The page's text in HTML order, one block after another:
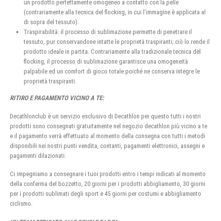
un prodotto perfettamente omogeneo a contatto con la pelle
(contrariamente alla tecnica del flocking, in cui l’immagine è applicata al
di sopra del tessuto).
Traspirabilità: il processo di sublimazione permette di penetrare il
tessuto, pur conservandone intatte le proprietà traspiranti; ciò lo rende il
prodotto ideale in partita. Contrariamente alla tradizionale tecnica del
flocking, il processo di sublimazione garantisce una omogeneità
palpabile ed un comfort di gioco totale poiché ne conserva integre le
proprietà traspiranti.
RITIRO E PAGAMENTO VICINO A TE:
Decathlonclub è un servizio esclusivo di Decathlon per questo tutti i nostri
prodotti sono consegnati gratuitamente nel negozio decathlon più vicino a te
e il pagamento verrà effettuato al momento della consegna con tutti i metodi
disponibili nei nostri punti vendita, contanti, pagamenti elettronici, assegni e
pagamenti dilazionati.
Ci impegniamo a consegnare i tuoi prodotti entro i tempi indicati al momento
della conferma del bozzetto, 20 giorni per i prodotti abbigliamento, 30 giorni
per i prodotti sublimati degli sport e 45 giorni per costumi e abbigliamento
ciclismo.